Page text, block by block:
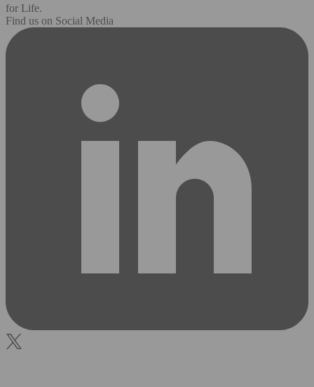
for Life.
Find us on Social Media